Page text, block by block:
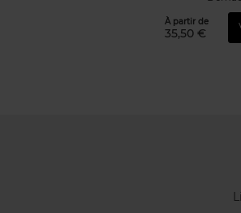
À partir de
35,50 €